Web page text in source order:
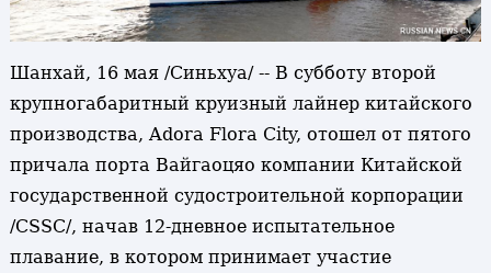
Шанхай, 16 мая /Синьхуа/ -- В субботу второй
крупногабаритный круизный лайнер китайского
производства, Adora Flora City, отошел от пятого
причала порта Вайгаоцяо компании Китайской
государственной судостроительной корпорации
/CSSC/, начав 12-дневное испытательное
плавание, в котором принимает участие